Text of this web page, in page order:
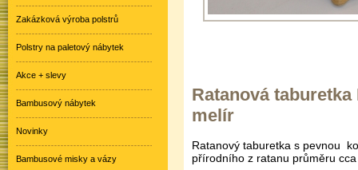
Ratanová
melír
Ratanový taburetka s pevnou
přírodního z ratanu průměru
Zakázková výroba polstrů
Polstry na paletový nábytek
Akce + slevy
Bambusový nábytek
Novinky
Bambusové misky a vázy